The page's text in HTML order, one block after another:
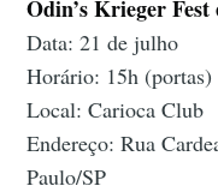
Odin’s Krieger Fest
Data: 21 de julho
Horário: 15h (portas)
Local: Carioca Club
Endereço: Rua
Paulo/SP